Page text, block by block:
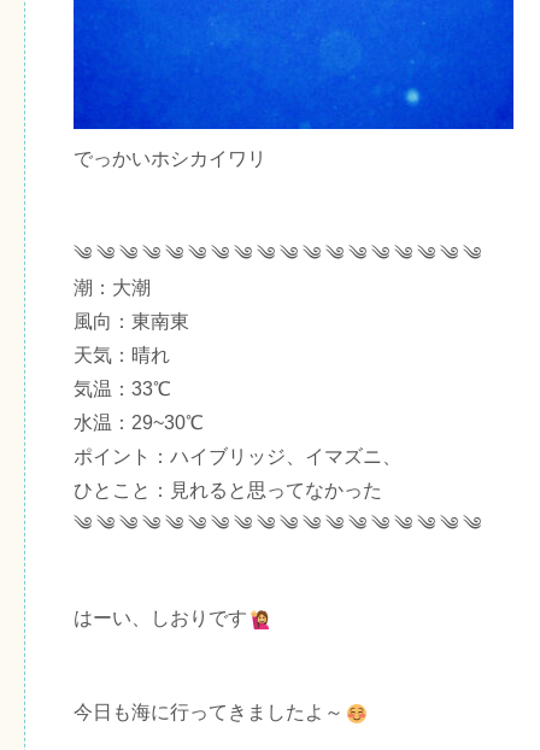
でっかいホシカイワリ
༄ ༄ ༄ ༄ ༄ ༄ ༄ ༄ ༄ ༄ ༄ ༄ ༄ ༄ ༄ ༄ ༄ ༄
潮：大潮
風向：東南東
天気：晴れ
気温：33℃
水温：29~30℃
ポイント：ハイブリッジ、イマズニ、
ひとこと：見れると思ってなかった
༄ ༄ ༄ ༄ ༄ ༄ ༄ ༄ ༄ ༄ ༄ ༄ ༄ ༄ ༄ ༄ ༄ ༄
はーい、しおりです
今日も海に行ってきましたよ～